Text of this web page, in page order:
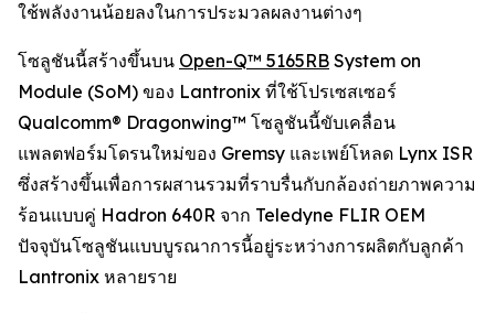
ใช้พลังงานน้อยลงในการประมวลผลงานต่างๆ
โซลูชันนี้สร้างขึ้นบน Open-Q™ 5165RB System on
Module (SoM) ของ Lantronix ที่ใช้โปรเซสเซอร์
Qualcomm® Dragonwing™ โซลูชันนี้ขับเคลื่อน
แพลตฟอร์มโดรนใหม่ของ Gremsy และเพย์โหลด Lynx ISR
ซึ่งสร้างขึ้นเพื่อการผสานรวมที่ราบรื่นกับกล้องถ่ายภาพความ
ร้อนแบบคู่ Hadron 640R จาก Teledyne FLIR OEM
ปัจจุบันโซลูชันแบบบูรณาการนี้อยู่ระหว่างการผลิตกับลูกค้า
Lantronix หลายราย